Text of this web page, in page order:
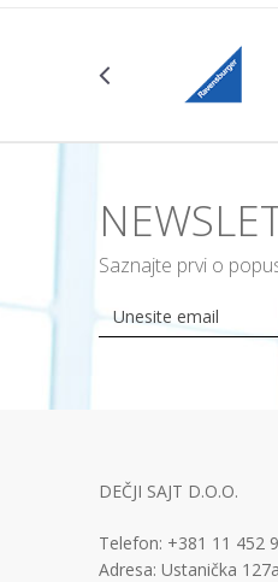
Saznajte prvi o
DEČJI SAJT D.O.O.
Telefon: +381 11 452
Adresa: Ustanička